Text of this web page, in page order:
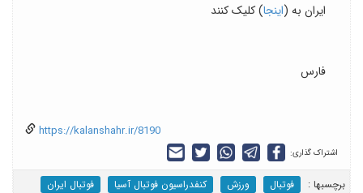
ایران به (اینجا) کلیک کنند
فارس
https://kalanshahr.ir/8190
اشتراک گذاری:
برچسب‎ها : فوتبال ورزش کنفدراسیون فوتبال آسیا فوتبال ایران